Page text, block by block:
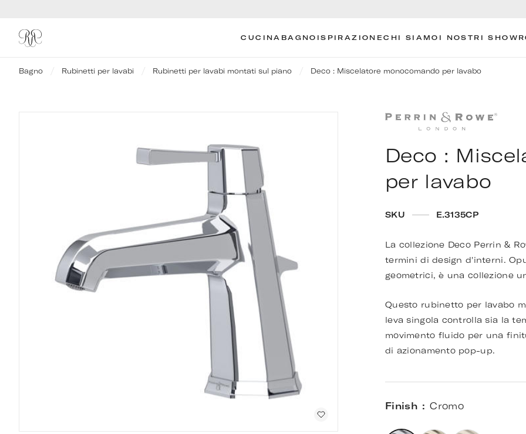
CUCINA BAGNO ISPIRAZIONECHI SIAMO I NOSTRI
Bagno Rubinetti per lavabi Rubinetti per lavabi montati sul piano Deco : Miscelatore monocomando per lavabo
Deco :
per lavabo
SKU E.3135CP
La collezione Deco Perrin &
termini di design d'interni.
geometrici, è una collezione
Questo rubinetto per lavabo
leva singola controlla sia la
movimento fluido per una
di azionamento pop-up.
Finish Cromo